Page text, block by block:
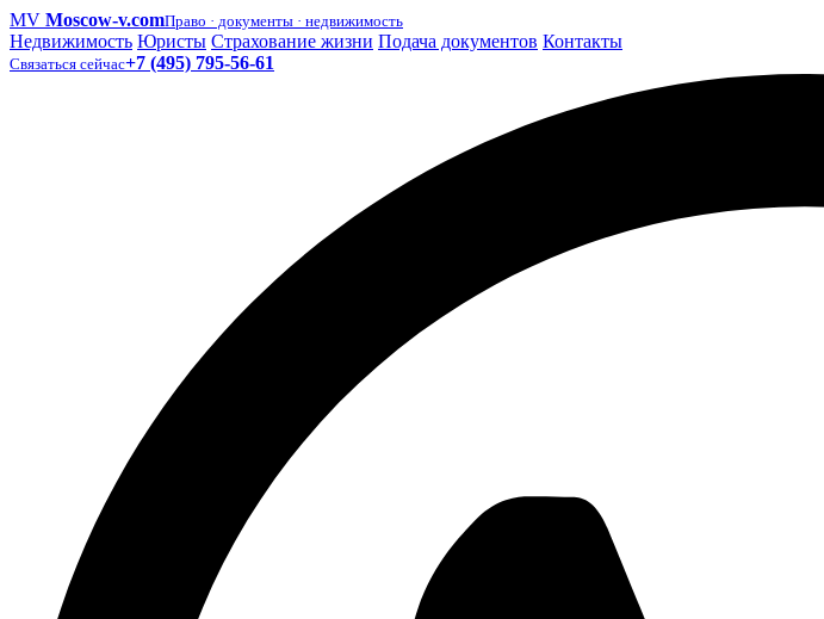
MV Moscow-v.comПраво · документы · недвижимость
Недвижимость Юристы Страхование жизни Подача документов Контакты
Связаться сейчас+7 (495) 795-56-61